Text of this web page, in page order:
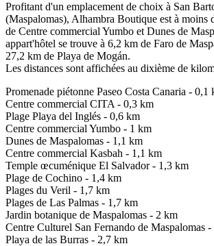
Profitant d'un emplacement de choix à San
(Maspalomas), Alhambra Boutique est à moins
de Centre commercial Yumbo et Dunes de
appart'hôtel se trouve à 6,2 km de Faro de
27,2 km de Playa de Mogán.
Les distances sont affichées au dixième de
Promenade piétonne Paseo Costa Canaria - 0,1
Centre commercial CITA - 0,3 km
Plage Playa del Inglés - 0,6 km
Centre commercial Yumbo - 1 km
Dunes de Maspalomas - 1,1 km
Centre commercial Kasbah - 1,1 km
Temple œcuménique El Salvador - 1,3 km
Plage de Cochino - 1,4 km
Plages du Veril - 1,7 km
Plages de Las Palmas - 1,7 km
Jardin botanique de Maspalomas - 2 km
Centre Culturel San Fernando de Maspalomas
Playa de las Burras - 2,7 km